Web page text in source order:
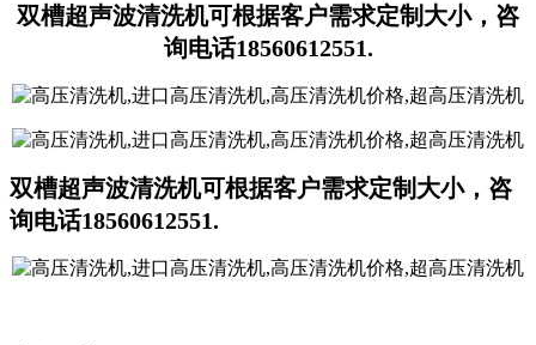
双槽超声波清洗机可根据客户需求定制大小，咨
询电话18560612551.
双槽超声波清洗机可根据客户需求定制大小，咨
询电话18560612551.